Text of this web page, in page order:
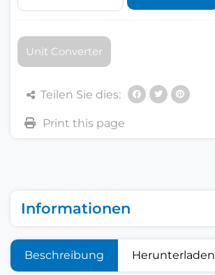
Unit Converter
Teilen Sie dies:
Informationen
Beschreibung Herunterladen